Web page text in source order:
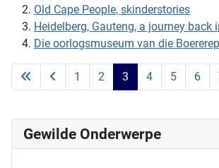
Gewilde Onderwerpe
Old Cape People, skinderstories
Heidelberg, Gauteng, a journey back
Die oorlogsmuseum van die
1 2 3 4 5 6